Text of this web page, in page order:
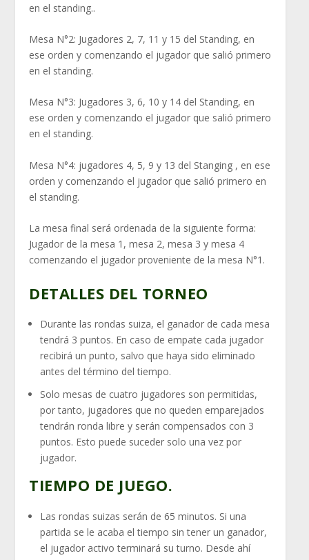
en el standing..
Mesa N°2: Jugadores 2, 7, 11 y 15 del Standing, en
ese orden y comenzando el jugador que salió primero
en el standing.
Mesa N°3: Jugadores 3, 6, 10 y 14 del Standing, en
ese orden y comenzando el jugador que salió primero
en el standing.
Mesa N°4: jugadores 4, 5, 9 y 13 del Stanging , en ese
orden y comenzando el jugador que salió primero en
el standing.
La mesa final será ordenada de la siguiente forma:
Jugador de la mesa 1, mesa 2, mesa 3 y mesa 4
comenzando el jugador proveniente de la mesa N°1.
DETALLES DEL TORNEO
Durante las rondas suiza, el ganador de cada mesa
tendrá 3 puntos. En caso de empate cada jugador
recibirá un punto, salvo que haya sido eliminado
antes del término del tiempo.
Solo mesas de cuatro jugadores son permitidas,
por tanto, jugadores que no queden emparejados
tendrán ronda libre y serán compensados con 3
puntos. Esto puede suceder solo una vez por
jugador.
TIEMPO DE JUEGO.
Las rondas suizas serán de 65 minutos. Si una
partida se le acaba el tiempo sin tener un ganador,
el jugador activo terminará su turno. Desde ahí